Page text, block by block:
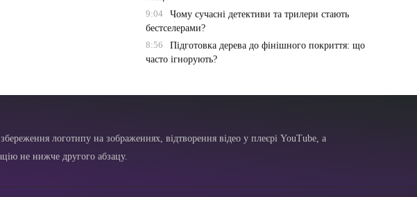
9:04
Чому сучасні детективи та трилери стають
бестселерами?
8:56
Підготовка дерева до фінішного покриття: що
часто ігнорують?
логотипу на зображеннях, відтворення відео у плеєрі YouTube, а
не нижче другого абзацу.